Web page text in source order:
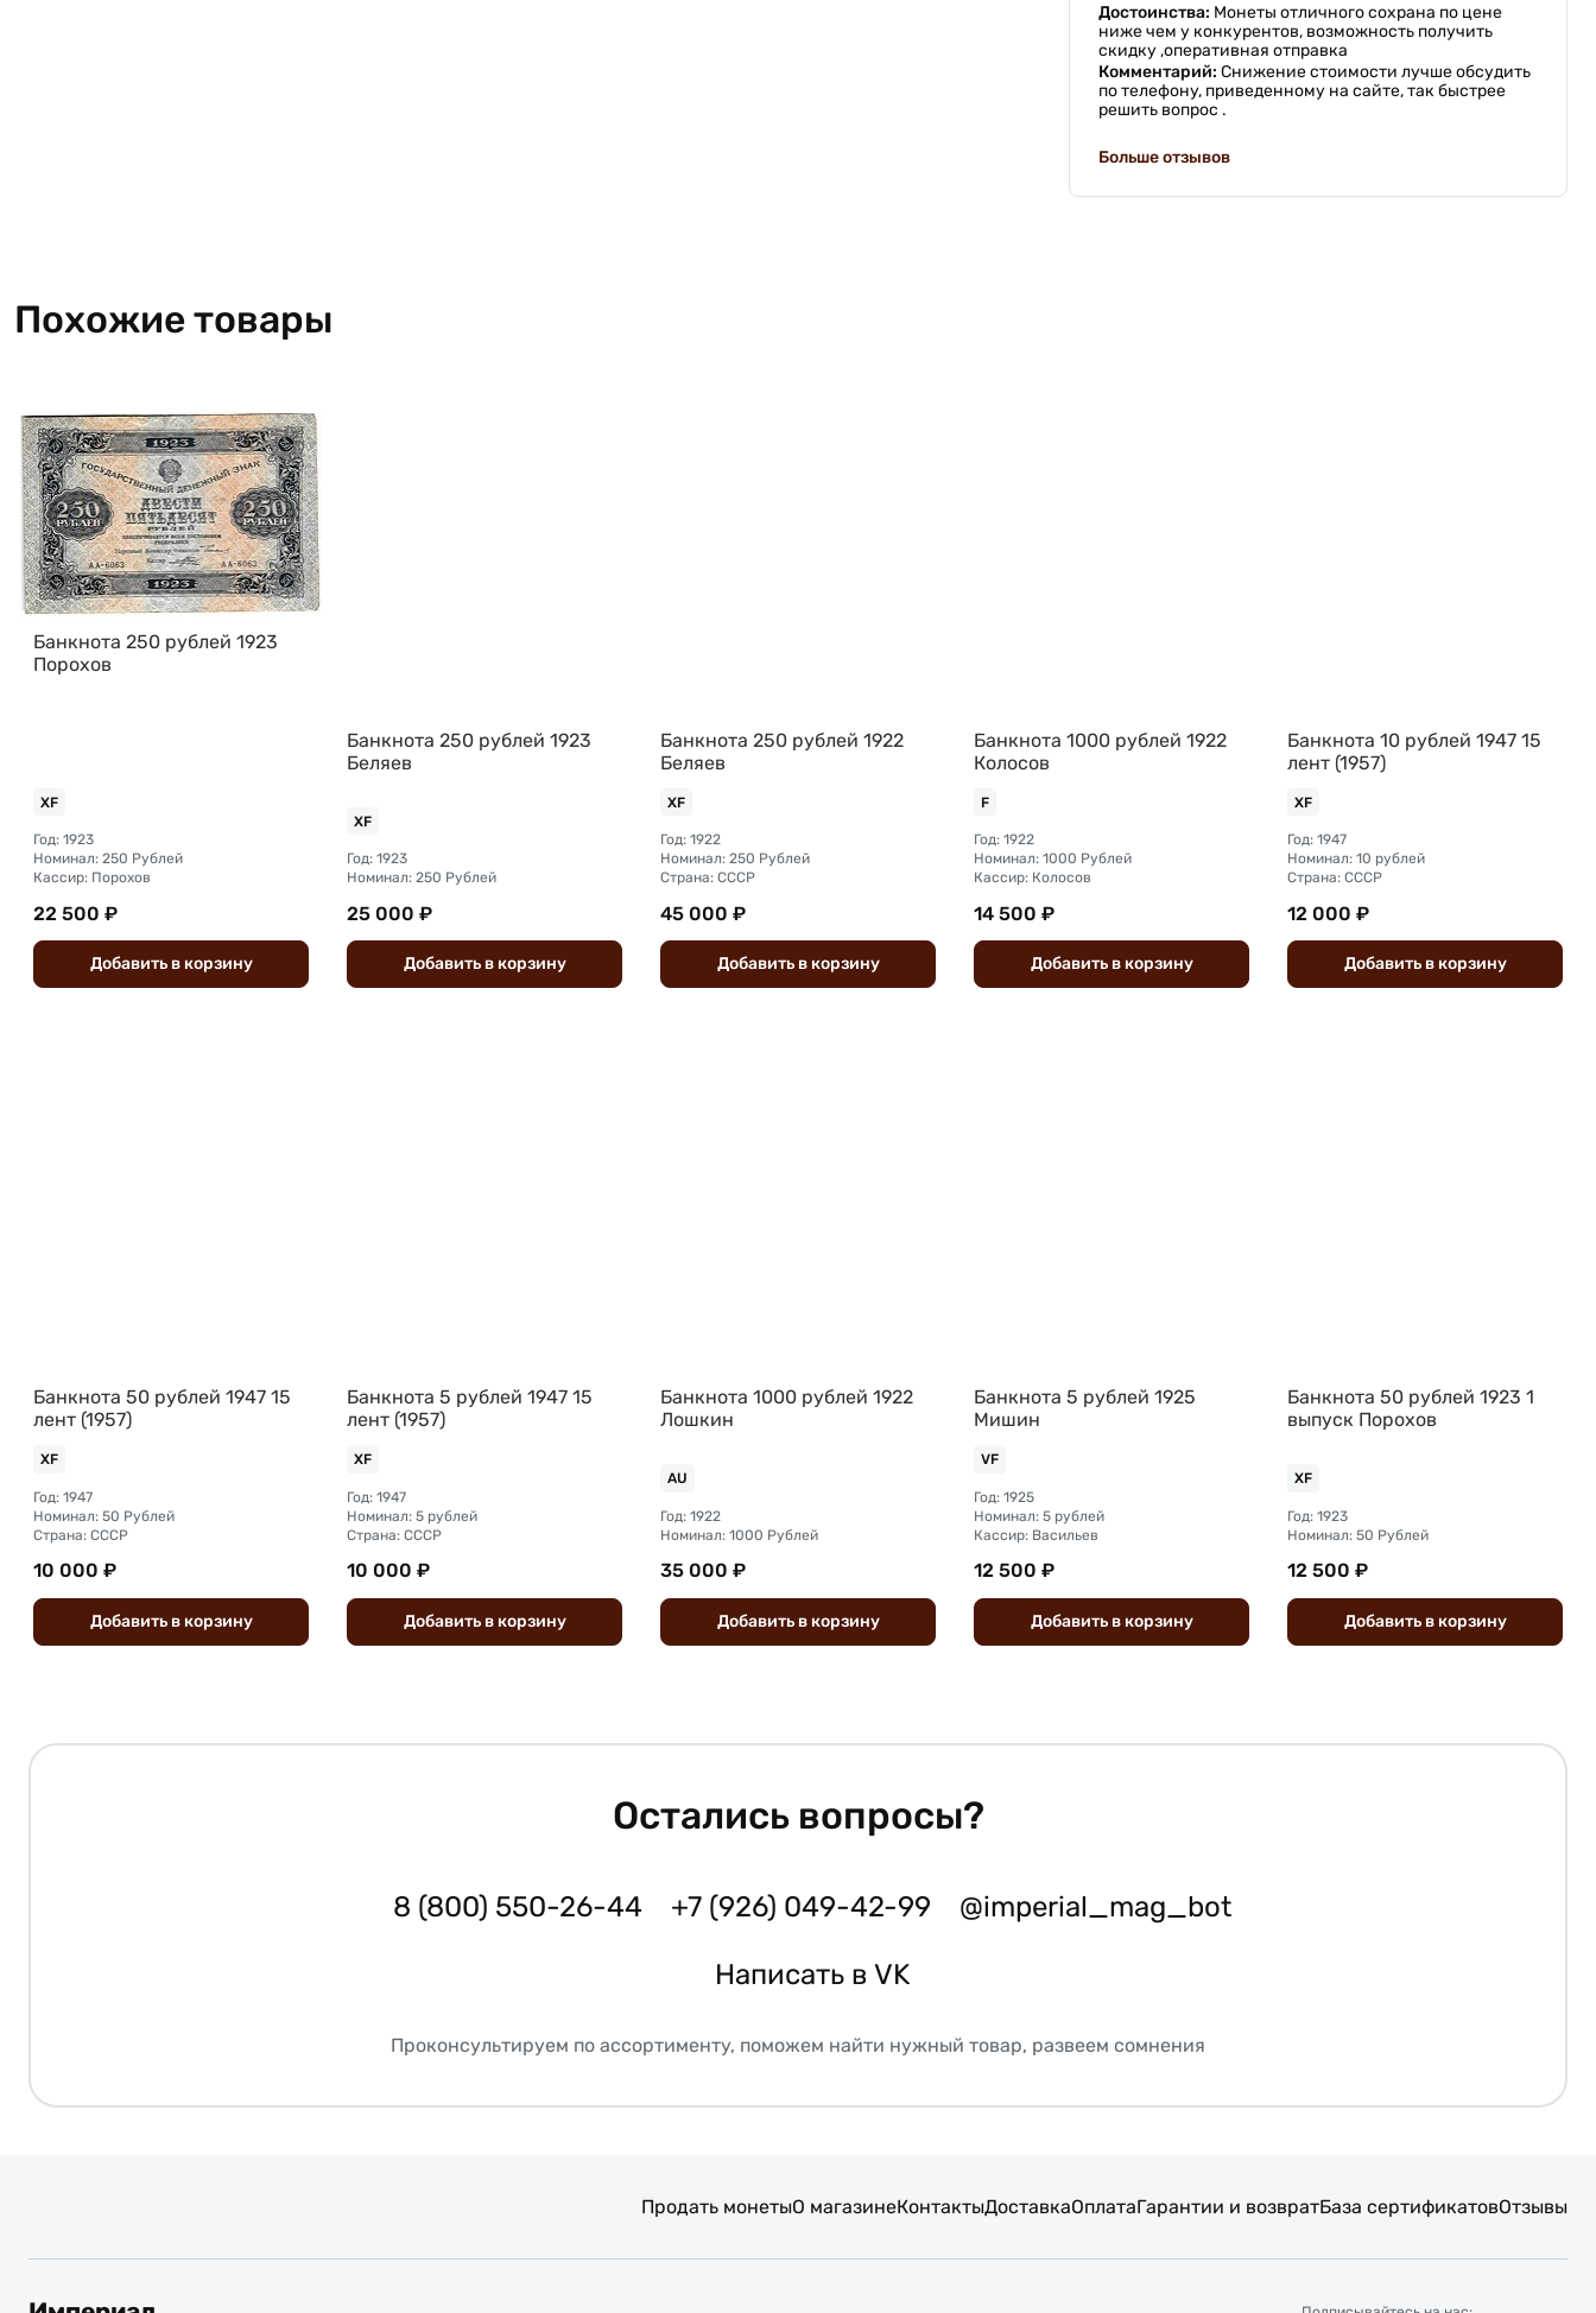
Достоинства: Монеты отличного сохрана по цене
ниже чем у конкурентов, возможность получить
скидку ,оперативная отправка
Комментарий: Снижение стоимости лучше обсудить
по телефону, приведенному на сайте, так быстрее
решить вопрос .
Больше отзывов
Похожие товары
Банкнота 250 рублей 1923
Порохов
XF
Год: 1923
Номинал: 250 Рублей
Кассир: Порохов
22 500 ₽
Добавить вкорзину
Банкнота 250 рублей 1923
Беляев
XF
Год: 1923
Номинал: 250 Рублей
25 000 ₽
Добавить вкорзину
Банкнота 250 рублей 1922
Беляев
XF
Год: 1922
Номинал: 250 Рублей
Страна: СССР
45 000 ₽
Добавить вкорзину
Банкнота 1000 рублей 1922
Колосов
F
Год: 1922
Номинал: 1000 Рублей
Кассир: Колосов
14 500 ₽
Добавить вкорзину
Банкнота 10 рублей 1947 15
лент (1957)
XF
Год: 1947
Номинал: 10 рублей
Страна: СССР
12 000 ₽
Добавить вкорзину
Банкнота 50 рублей 1947 15
лент (1957)
XF
Год: 1947
Номинал: 50 Рублей
Страна: СССР
10 000 ₽
Добавить вкорзину
Банкнота 5 рублей 1947 15
лент (1957)
XF
Год: 1947
Номинал: 5 рублей
Страна: СССР
10 000 ₽
Добавить вкорзину
Банкнота 1000 рублей 1922
Лошкин
AU
Год: 1922
Номинал: 1000 Рублей
35 000 ₽
Добавить вкорзину
Банкнота 5 рублей 1925
Мишин
VF
Год: 1925
Номинал: 5 рублей
Кассир: Васильев
12 500 ₽
Добавить вкорзину
Банкнота 50 рублей 1923 1
выпуск Порохов
XF
Год: 1923
Номинал: 50 Рублей
12 500 ₽
Добавить вкорзину
Остались вопросы?
8 (800) 550-26-44 +7 (926) 049-42-99 @imperial_mag_bot
Написать в VK
Проконсультируем по ассортименту, поможем найти нужный товар, развеем сомнения
Продать монетыО магазинеКонтактыДоставкаОплатаГарантии и возвратБаза сертификатовОтзывы